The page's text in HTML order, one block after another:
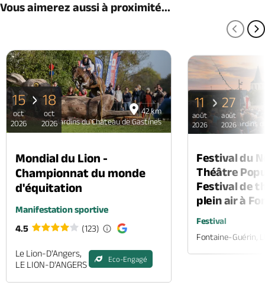
Vous aimerez aussi à proximité...
42 km
Jardins du Château de Gastines
15
oct
2026
18
oct
2026
Mondial du Lion -
Championnat du monde
d'équitation
Manifestation sportive
4.5
(123)
Le Lion-D'Angers,
LE LION-D'ANGERS
Eco-Engagé
Jardins
11
août
2026
27
août
2026
Festival du
Théâtre
Festival de
plein air à
Festival
Fontaine-Guérin,